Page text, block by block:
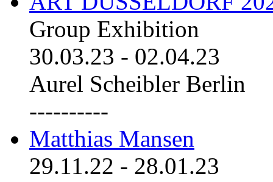
Group Exhibition
30.03.23 - 02.04.23
Aurel Scheibler Berlin
----------
Matthias Mansen
29.11.22 - 28.01.23